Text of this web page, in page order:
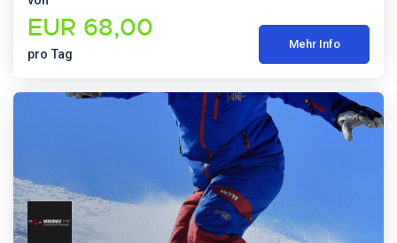
EUR 68,00
pro Tag
Mehr Info